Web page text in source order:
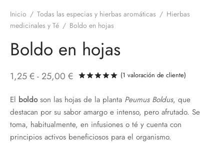
Inicio / Todas las especias y hierbas aromáticas / Hierbas
medicinales y Té / Boldo en hojas
Boldo en hojas
Valorado con de 5 en base a
(1 valoración de cliente)
1,25€-25,00 €Rango
precios:
desde
1,25 €
El boldoson las hojas de la planta Peumus Boldus, que
destacan por su sabor amargo e intenso, pero afrutado. Se
toma, habitualmente, en infusiones o té y cuenta con
principios activos beneficiosos para el organismo.